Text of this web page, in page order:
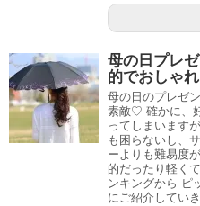
母の日プレ
的でおしゃ
母の日のプレゼ
素敵♡ 確かに、
ってしまいます
も困らないし、
ーよりも難易度
的だったり軽く
ンキングから ピ
にご紹介してい